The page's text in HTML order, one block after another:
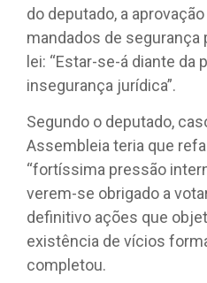
do deputado, a
mandados de segurança
lei: “Estar-se-á diante
insegurança jurídica”.
Segundo o deputado,
Assembleia teria que
“fortíssima pressão
verem-se obrigado a
definitivo ações que
existência de vícios
completou.